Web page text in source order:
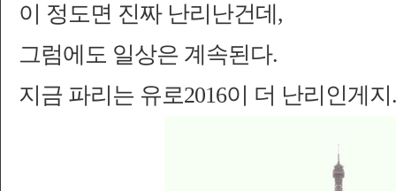
이 정도면 진짜 난리난건데,
그럼에도 일상은 계속된다.
지금 파리는 유로2016이 더 난리인게지.